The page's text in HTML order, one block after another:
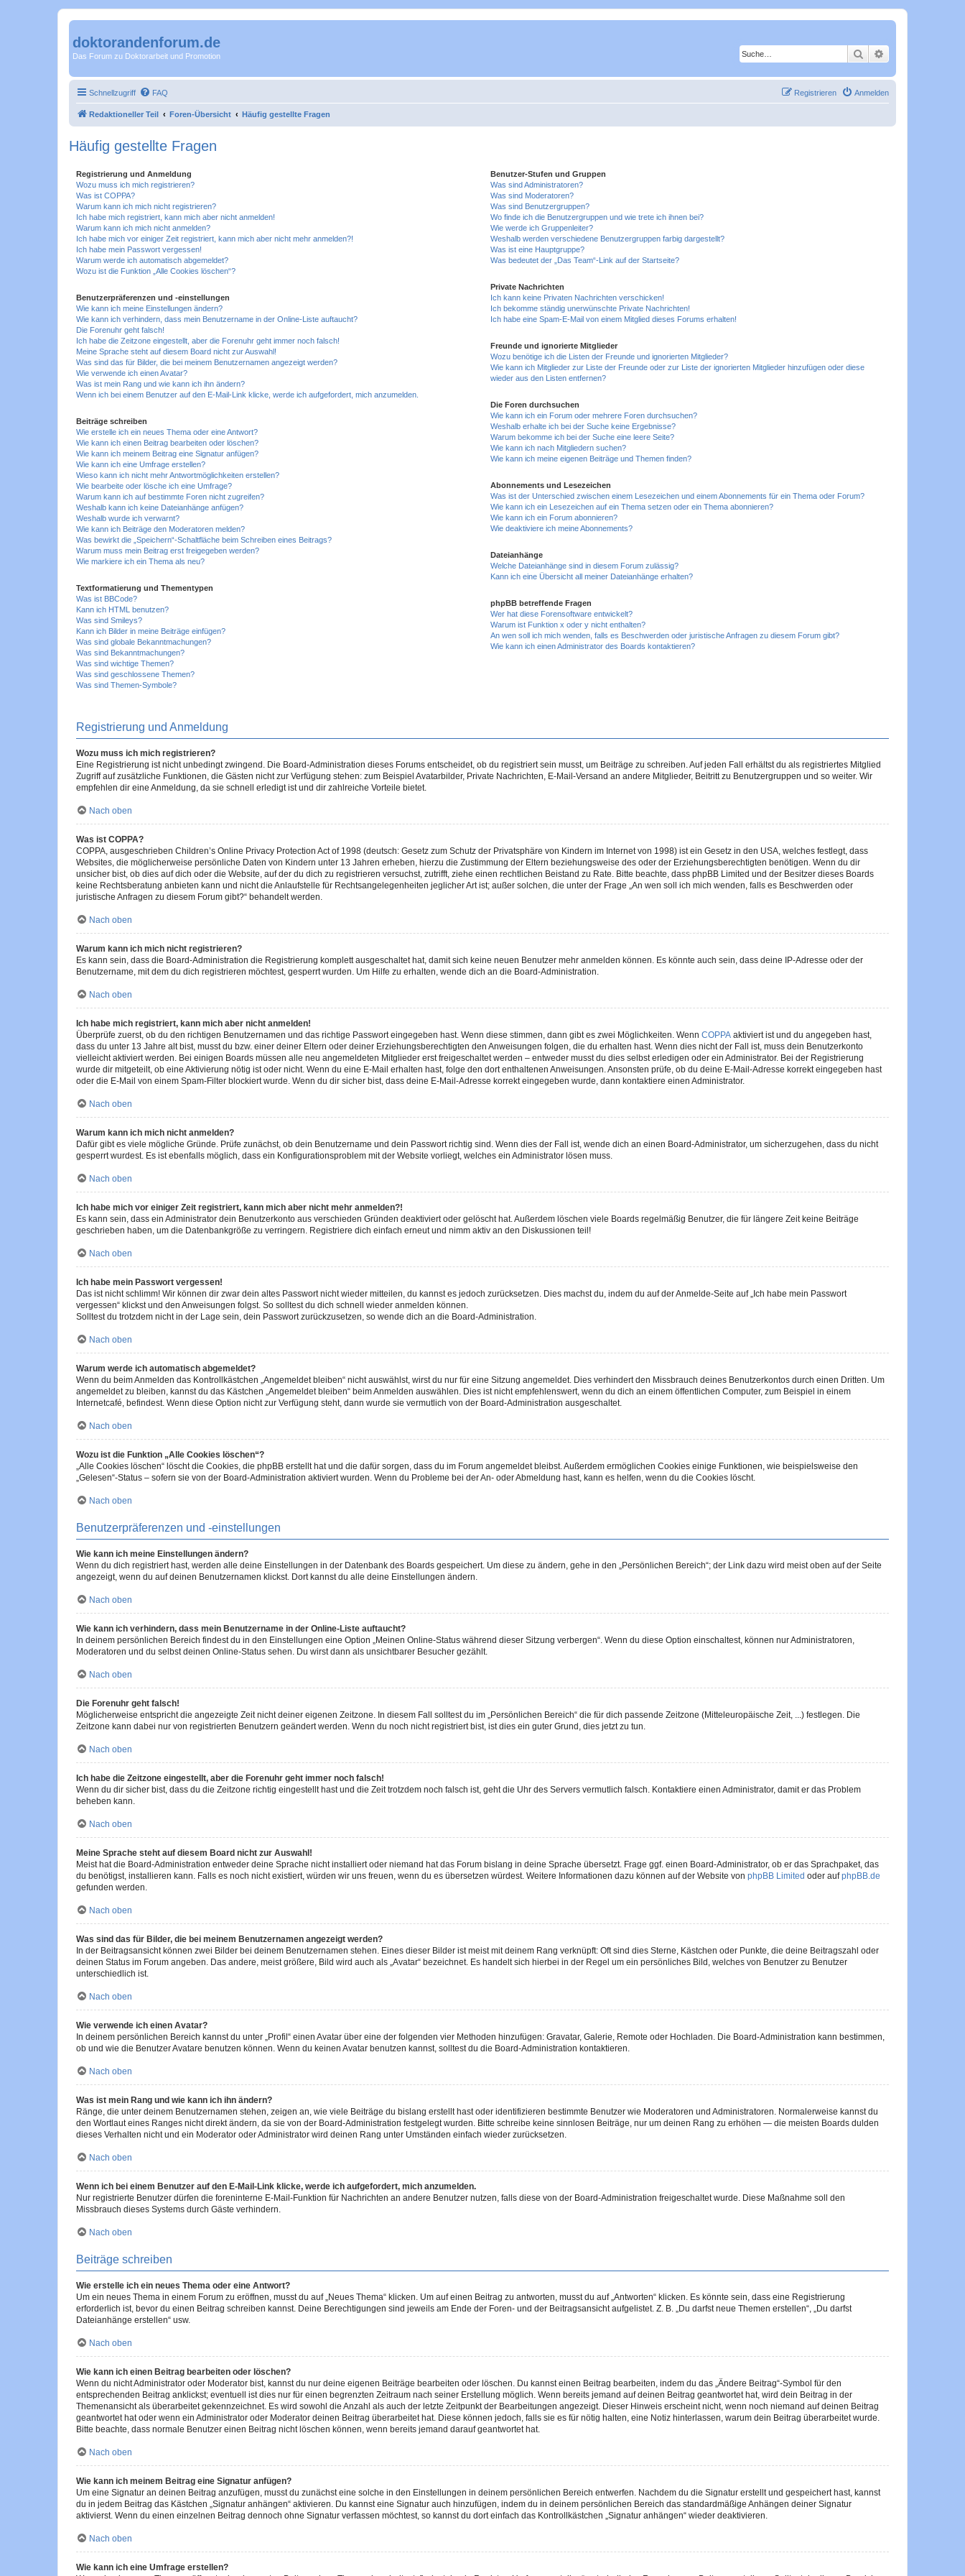
doktorandenforum.de
Das Forum zu Doktorarbeit und Promotion Suche
Schnellzugriff FAQ Anmelden
Registrieren
Redaktioneller Teil Foren-Übersicht Häufig gestellte Fragen
Häufig gestellte Fragen
Registrierung und Anmeldung
Wozu muss ich mich registrieren?
Was ist COPPA?
Warum kann ich mich nicht registrieren?
Ich habe mich registriert, kann mich aber nicht anmelden!
Warum kann ich mich nicht anmelden?
Ich habe mich vor einiger Zeit registriert, kann mich aber nicht mehr anmelden?!
Ich habe mein Passwort vergessen!
Warum werde ich automatisch abgemeldet?
Wozu ist die Funktion „Alle Cookies löschen“?
Benutzerpräferenzen und -einstellungen
Wie kann ich meine Einstellungen ändern?
Wie kann ich verhindern, dass mein Benutzername in der Online-Liste auftaucht?
Die Forenuhr geht falsch!
Ich habe die Zeitzone eingestellt, aber die Forenuhr geht immer noch falsch!
Meine Sprache steht auf diesem Board nicht zur Auswahl!
Was sind das für Bilder, die bei meinem Benutzernamen angezeigt werden?
Wie verwende ich einen Avatar?
Was ist mein Rang und wie kann ich ihn ändern?
Wenn ich bei einem Benutzer auf den E-Mail-Link klicke, werde ich aufgefordert, mich anzumelden.
Beiträge schreiben
Wie erstelle ich ein neues Thema oder eine Antwort?
Wie kann ich einen Beitrag bearbeiten oder löschen?
Wie kann ich meinem Beitrag eine Signatur anfügen?
Wie kann ich eine Umfrage erstellen?
Wieso kann ich nicht mehr Antwortmöglichkeiten erstellen?
Wie bearbeite oder lösche ich eine Umfrage?
Warum kann ich auf bestimmte Foren nicht zugreifen?
Weshalb kann ich keine Dateianhänge anfügen?
Weshalb wurde ich verwarnt?
Wie kann ich Beiträge den Moderatoren melden?
Was bewirkt die „Speichern“-Schaltfläche beim Schreiben eines Beitrags?
Warum muss mein Beitrag erst freigegeben werden?
Wie markiere ich ein Thema als neu?
Textformatierung und Thementypen
Was ist BBCode?
Kann ich HTML benutzen?
Was sind Smileys?
Kann ich Bilder in meine Beiträge einfügen?
Was sind globale Bekanntmachungen?
Was sind Bekanntmachungen?
Was sind wichtige Themen?
Was sind geschlossene Themen?
Was sind Themen-Symbole?
Benutzer-Stufen und Gruppen
Was sind Administratoren?
Was sind Moderatoren?
Was sind Benutzergruppen?
Wo finde ich die Benutzergruppen und wie trete ich ihnen bei?
Wie werde ich Gruppenleiter?
Weshalb werden verschiedene Benutzergruppen farbig dargestellt?
Was ist eine Hauptgruppe?
Was bedeutet der „Das Team“-Link auf der Startseite?
Private Nachrichten
Ich kann keine Privaten Nachrichten verschicken!
Ich bekomme ständig unerwünschte Private Nachrichten!
Ich habe eine Spam-E-Mail von einem Mitglied dieses Forums erhalten!
Freunde und ignorierte Mitglieder
Wozu benötige ich die Listen der Freunde und ignorierten Mitglieder?
Wie kann ich Mitglieder zur Liste der Freunde oder zur Liste der ignorierten Mitglieder hinzufügen oder diese
wieder aus den Listen entfernen?
Die Foren durchsuchen
Wie kann ich ein Forum oder mehrere Foren durchsuchen?
Weshalb erhalte ich bei der Suche keine Ergebnisse?
Warum bekomme ich bei der Suche eine leere Seite?
Wie kann ich nach Mitgliedern suchen?
Wie kann ich meine eigenen Beiträge und Themen finden?
Abonnements und Lesezeichen
Was ist der Unterschied zwischen einem Lesezeichen und einem Abonnements für ein Thema oder Forum?
Wie kann ich ein Lesezeichen auf ein Thema setzen oder ein Thema abonnieren?
Wie kann ich ein Forum abonnieren?
Wie deaktiviere ich meine Abonnements?
Dateianhänge
Welche Dateianhänge sind in diesem Forum zulässig?
Kann ich eine Übersicht all meiner Dateianhänge erhalten?
phpBB betreffende Fragen
Wer hat diese Forensoftware entwickelt?
Warum ist Funktion x oder y nicht enthalten?
An wen soll ich mich wenden, falls es Beschwerden oder juristische Anfragen zu diesem Forum gibt?
Wie kann ich einen Administrator des Boards kontaktieren?
Registrierung und Anmeldung
Wozu muss ich mich registrieren?
Eine Registrierung ist nicht unbedingt zwingend. Die Board-Administration dieses Forums entscheidet, ob du registriert sein musst, um Beiträge zu schreiben. Auf jeden Fall erhältst du als registriertes Mitglied
Zugriff auf zusätzliche Funktionen, die Gästen nicht zur Verfügung stehen: zum Beispiel Avatarbilder, Private Nachrichten, E-Mail-Versand an andere Mitglieder, Beitritt zu Benutzergruppen und so weiter. Wir
empfehlen dir eine Anmeldung, da sie schnell erledigt ist und dir zahlreiche Vorteile bietet.
Nach oben
Was ist COPPA?
COPPA, ausgeschrieben Children’s Online Privacy Protection Act of 1998 (deutsch: Gesetz zum Schutz der Privatsphäre von Kindern im Internet von 1998) ist ein Gesetz in den USA, welches festlegt, dass
Websites, die möglicherweise persönliche Daten von Kindern unter 13 Jahren erheben, hierzu die Zustimmung der Eltern beziehungsweise des oder der Erziehungsberechtigten benötigen. Wenn du dir
unsicher bist, ob dies auf dich oder die Website, auf der du dich zu registrieren versuchst, zutrifft, ziehe einen rechtlichen Beistand zu Rate. Bitte beachte, dass phpBB Limited und der Besitzer dieses Boards
keine Rechtsberatung anbieten kann und nicht die Anlaufstelle für Rechtsangelegenheiten jeglicher Art ist; außer solchen, die unter der Frage „An wen soll ich mich wenden, falls es Beschwerden oder
juristische Anfragen zu diesem Forum gibt?“ behandelt werden.
Nach oben
Warum kann ich mich nicht registrieren?
Es kann sein, dass die Board-Administration die Registrierung komplett ausgeschaltet hat, damit sich keine neuen Benutzer mehr anmelden können. Es könnte auch sein, dass deine IP-Adresse oder der
Benutzername, mit dem du dich registrieren möchtest, gesperrt wurden. Um Hilfe zu erhalten, wende dich an die Board-Administration.
Nach oben
Ich habe mich registriert, kann mich aber nicht anmelden!
Überprüfe zuerst, ob du den richtigen Benutzernamen und das richtige Passwort eingegeben hast. Wenn diese stimmen, dann gibt es zwei Möglichkeiten. Wenn COPPA aktiviert ist und du angegeben hast,
dass du unter 13 Jahre alt bist, musst du bzw. einer deiner Eltern oder deiner Erziehungsberechtigten den Anweisungen folgen, die du erhalten hast. Wenn dies nicht der Fall ist, muss dein Benutzerkonto
vielleicht aktiviert werden. Bei einigen Boards müssen alle neu angemeldeten Mitglieder erst freigeschaltet werden – entweder musst du dies selbst erledigen oder ein Administrator. Bei der Registrierung
wurde dir mitgeteilt, ob eine Aktivierung nötig ist oder nicht. Wenn du eine E-Mail erhalten hast, folge den dort enthaltenen Anweisungen. Ansonsten prüfe, ob du deine E-Mail-Adresse korrekt eingegeben hast
oder die E-Mail von einem Spam-Filter blockiert wurde. Wenn du dir sicher bist, dass deine E-Mail-Adresse korrekt eingegeben wurde, dann kontaktiere einen Administrator.
Nach oben
Warum kann ich mich nicht anmelden?
Dafür gibt es viele mögliche Gründe. Prüfe zunächst, ob dein Benutzername und dein Passwort richtig sind. Wenn dies der Fall ist, wende dich an einen Board-Administrator, um sicherzugehen, dass du nicht
gesperrt wurdest. Es ist ebenfalls möglich, dass ein Konfigurationsproblem mit der Website vorliegt, welches ein Administrator lösen muss.
Nach oben
Ich habe mich vor einiger Zeit registriert, kann mich aber nicht mehr anmelden?!
Es kann sein, dass ein Administrator dein Benutzerkonto aus verschieden Gründen deaktiviert oder gelöscht hat. Außerdem löschen viele Boards regelmäßig Benutzer, die für längere Zeit keine Beiträge
geschrieben haben, um die Datenbankgröße zu verringern. Registriere dich einfach erneut und nimm aktiv an den Diskussionen teil!
Nach oben
Ich habe mein Passwort vergessen!
Das ist nicht schlimm! Wir können dir zwar dein altes Passwort nicht wieder mitteilen, du kannst es jedoch zurücksetzen. Dies machst du, indem du auf der Anmelde-Seite auf „Ich habe mein Passwort
vergessen“ klickst und den Anweisungen folgst. So solltest du dich schnell wieder anmelden können.
Solltest du trotzdem nicht in der Lage sein, dein Passwort zurückzusetzen, so wende dich an die Board-Administration.
Nach oben
Warum werde ich automatisch abgemeldet?
Wenn du beim Anmelden das Kontrollkästchen „Angemeldet bleiben“ nicht auswählst, wirst du nur für eine Sitzung angemeldet. Dies verhindert den Missbrauch deines Benutzerkontos durch einen Dritten. Um
angemeldet zu bleiben, kannst du das Kästchen „Angemeldet bleiben“ beim Anmelden auswählen. Dies ist nicht empfehlenswert, wenn du dich an einem öffentlichen Computer, zum Beispiel in einem
Internetcafé, befindest. Wenn diese Option nicht zur Verfügung steht, dann wurde sie vermutlich von der Board-Administration ausgeschaltet.
Nach oben
Wozu ist die Funktion „Alle Cookies löschen“?
„Alle Cookies löschen“ löscht die Cookies, die phpBB erstellt hat und die dafür sorgen, dass du im Forum angemeldet bleibst. Außerdem ermöglichen Cookies einige Funktionen, wie beispielsweise den
„Gelesen“-Status – sofern sie von der Board-Administration aktiviert wurden. Wenn du Probleme bei der An- oder Abmeldung hast, kann es helfen, wenn du die Cookies löscht.
Nach oben
Benutzerpräferenzen und -einstellungen
Wie kann ich meine Einstellungen ändern?
Wenn du dich registriert hast, werden alle deine Einstellungen in der Datenbank des Boards gespeichert. Um diese zu ändern, gehe in den „Persönlichen Bereich“; der Link dazu wird meist oben auf der Seite
angezeigt, wenn du auf deinen Benutzernamen klickst. Dort kannst du alle deine Einstellungen ändern.
Nach oben
Wie kann ich verhindern, dass mein Benutzername in der Online-Liste auftaucht?
In deinem persönlichen Bereich findest du in den Einstellungen eine Option „Meinen Online-Status während dieser Sitzung verbergen“. Wenn du diese Option einschaltest, können nur Administratoren,
Moderatoren und du selbst deinen Online-Status sehen. Du wirst dann als unsichtbarer Besucher gezählt.
Nach oben
Die Forenuhr geht falsch!
Möglicherweise entspricht die angezeigte Zeit nicht deiner eigenen Zeitzone. In diesem Fall solltest du im „Persönlichen Bereich“ die für dich passende Zeitzone (Mitteleuropäische Zeit, ...) festlegen. Die
Zeitzone kann dabei nur von registrierten Benutzern geändert werden. Wenn du noch nicht registriert bist, ist dies ein guter Grund, dies jetzt zu tun.
Nach oben
Ich habe die Zeitzone eingestellt, aber die Forenuhr geht immer noch falsch!
Wenn du dir sicher bist, dass du die Zeitzone richtig eingestellt hast und die Zeit trotzdem noch falsch ist, geht die Uhr des Servers vermutlich falsch. Kontaktiere einen Administrator, damit er das Problem
beheben kann.
Nach oben
Meine Sprache steht auf diesem Board nicht zur Auswahl!
Meist hat die Board-Administration entweder deine Sprache nicht installiert oder niemand hat das Forum bislang in deine Sprache übersetzt. Frage ggf. einen Board-Administrator, ob er das Sprachpaket, das
du benötigst, installieren kann. Falls es noch nicht existiert, würden wir uns freuen, wenn du es übersetzen würdest. Weitere Informationen dazu können auf der Website von phpBB Limited oder aufphpBB.de
gefunden werden.
Nach oben
Was sind das für Bilder, die bei meinem Benutzernamen angezeigt werden?
In der Beitragsansicht können zwei Bilder bei deinem Benutzernamen stehen. Eines dieser Bilder ist meist mit deinem Rang verknüpft: Oft sind dies Sterne, Kästchen oder Punkte, die deine Beitragszahl oder
deinen Status im Forum angeben. Das andere, meist größere, Bild wird auch als „Avatar“ bezeichnet. Es handelt sich hierbei in der Regel um ein persönliches Bild, welches von Benutzer zu Benutzer
unterschiedlich ist.
Nach oben
Wie verwende ich einen Avatar?
In deinem persönlichen Bereich kannst du unter „Profil“ einen Avatar über eine der folgenden vier Methoden hinzufügen: Gravatar, Galerie, Remote oder Hochladen. Die Board-Administration kann bestimmen,
ob und wie die Benutzer Avatare benutzen können. Wenn du keinen Avatar benutzen kannst, solltest du die Board-Administration kontaktieren.
Nach oben
Was ist mein Rang und wie kann ich ihn ändern?
Ränge, die unter deinem Benutzernamen stehen, zeigen an, wie viele Beiträge du bislang erstellt hast oder identifizieren bestimmte Benutzer wie Moderatoren und Administratoren. Normalerweise kannst du
den Wortlaut eines Ranges nicht direkt ändern, da sie von der Board-Administration festgelegt wurden. Bitte schreibe keine sinnlosen Beiträge, nur um deinen Rang zu erhöhen — die meisten Boards dulden
dieses Verhalten nicht und ein Moderator oder Administrator wird deinen Rang unter Umständen einfach wieder zurücksetzen.
Nach oben
Wenn ich bei einem Benutzer auf den E-Mail-Link klicke, werde ich aufgefordert, mich anzumelden.
Nur registrierte Benutzer dürfen die foreninterne E-Mail-Funktion für Nachrichten an andere Benutzer nutzen, falls diese von der Board-Administration freigeschaltet wurde. Diese Maßnahme soll den
Missbrauch dieses Systems durch Gäste verhindern.
Nach oben
Beiträge schreiben
Wie erstelle ich ein neues Thema oder eine Antwort?
Um ein neues Thema in einem Forum zu eröffnen, musst du auf „Neues Thema“ klicken. Um auf einen Beitrag zu antworten, musst du auf „Antworten“ klicken. Es könnte sein, dass eine Registrierung
erforderlich ist, bevor du einen Beitrag schreiben kannst. Deine Berechtigungen sind jeweils am Ende der Foren- und der Beitragsansicht aufgelistet. Z. B. „Du darfst neue Themen erstellen“, „Du darfst
Dateianhänge erstellen“ usw.
Nach oben
Wie kann ich einen Beitrag bearbeiten oder löschen?
Wenn du nicht Administrator oder Moderator bist, kannst du nur deine eigenen Beiträge bearbeiten oder löschen. Du kannst einen Beitrag bearbeiten, indem du das „Ändere Beitrag“-Symbol für den
entsprechenden Beitrag anklickst; eventuell ist dies nur für einen begrenzten Zeitraum nach seiner Erstellung möglich. Wenn bereits jemand auf deinen Beitrag geantwortet hat, wird dein Beitrag in der
Themenansicht als überarbeitet gekennzeichnet. Es wird sowohl die Anzahl als auch der letzte Zeitpunkt der Bearbeitungen angezeigt. Dieser Hinweis erscheint nicht, wenn noch niemand auf deinen Beitrag
geantwortet hat oder wenn ein Administrator oder Moderator deinen Beitrag überarbeitet hat. Diese können jedoch, falls sie es für nötig halten, eine Notiz hinterlassen, warum dein Beitrag überarbeitet wurde.
Bitte beachte, dass normale Benutzer einen Beitrag nicht löschen können, wenn bereits jemand darauf geantwortet hat.
Nach oben
Wie kann ich meinem Beitrag eine Signatur anfügen?
Um eine Signatur an deinen Beitrag anzufügen, musst du zunächst eine solche in den Einstellungen in deinem persönlichen Bereich entwerfen. Nachdem du die Signatur erstellt und gespeichert hast, kannst
du in jedem Beitrag das Kästchen „Signatur anhängen“ aktivieren. Du kannst eine Signatur auch hinzufügen, indem du in deinem persönlichen Bereich das standardmäßige Anhängen deiner Signatur
aktivierst. Wenn du einen einzelnen Beitrag dennoch ohne Signatur verfassen möchtest, so kannst du dort einfach das Kontrollkästchen „Signatur anhängen“ wieder deaktivieren.
Nach oben
Wie kann ich eine Umfrage erstellen?